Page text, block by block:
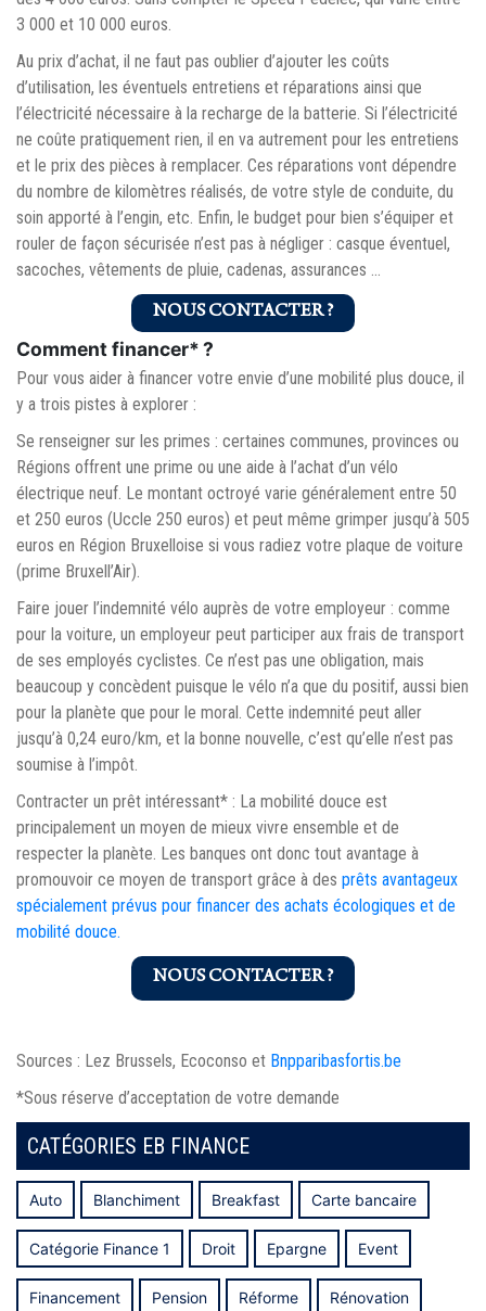
3 000 et 10 000 euros.
Au prix d’achat, il ne faut pas oublier d’ajouter les coûts
d’utilisation, les éventuels entretiens et réparations ainsi que
l’électricité nécessaire à la recharge de la batterie. Si l’électricité
ne coûte pratiquement rien, il en va autrement pour les entretiens
et le prix des pièces à remplacer. Ces réparations vont dépendre
du nombre de kilomètres réalisés, de votre style de conduite, du
soin apporté à l’engin, etc. Enfin, le budget pour bien s’équiper et
rouler de façon sécurisée n’est pas à négliger : casque éventuel,
sacoches, vêtements de pluie, cadenas, assurances …
NOUS CONTACTER ?
Comment financer* ?
Pour vous aider à financer votre envie d’une mobilité plus douce, il
y a trois pistes à explorer :
Se renseigner sur les primes : certaines communes, provinces ou
Régions offrent une prime ou une aide à l’achat d’un vélo
électrique neuf. Le montant octroyé varie généralement entre 50
et 250 euros (Uccle 250 euros) et peut même grimper jusqu’à 505
euros en Région Bruxelloise si vous radiez votre plaque de voiture
(prime Bruxell’Air).
Faire jouer l’indemnité vélo auprès de votre employeur : comme
pour la voiture, un employeur peut participer aux frais de transport
de ses employés cyclistes. Ce n’est pas une obligation, mais
beaucoup y concèdent puisque le vélo n’a que du positif, aussi bien
pour la planète que pour le moral. Cette indemnité peut aller
jusqu’à 0,24 euro/km, et la bonne nouvelle, c’est qu’elle n’est pas
soumise à l’impôt.
Contracter un prêt intéressant* : La mobilité douce est
principalement un moyen de mieux vivre ensemble et de
respecter la planète. Les banques ont donc tout avantage à
promouvoir ce moyen de transport grâce à des prêts avantageux
spécialement prévus pour financer des achats écologiques et de
mobilité douce.
NOUS CONTACTER ?
Sources : Lez Brussels, Ecoconso et Bnpparibasfortis.be
*Sous réserve d’acceptation de votre demande
CATÉGORIES EB FINANCE
Auto Blanchiment Breakfast Carte bancaire
Catégorie Finance 1 Droit Epargne Event
Financement Pension Réforme Rénovation